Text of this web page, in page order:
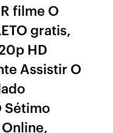
filme O
gratis,
HD
Assistir O
Sétimo